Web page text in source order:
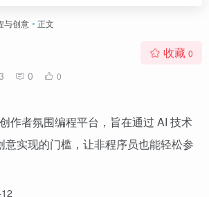
与创意 • 正文
0 0
收藏 0
作者氛围编程平台，旨在通过 AI 技术
意实现的门槛，让非程序员也能轻松参